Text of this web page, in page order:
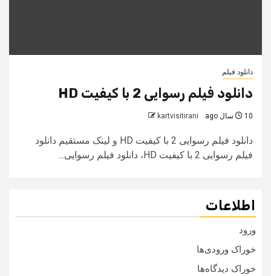
دانلود فیلم
دانلود فیلم رسوایی 2 با کیفیت HD
10 سال ago kartvisitirani
دانلود فیلم رسوایی 2 با کیفیت HD و لینک مستقیم دانلود
فیلم رسوایی 2 با کیفیت HD، دانلود فیلم رسوایی...
اطلاعات
ورود
خوراک ورودی‌ها
خوراک دیدگاه‌ها